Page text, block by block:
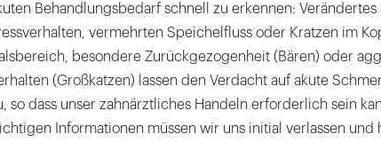
Behandlungsbedarf schnell zu erkennen: Verändertes
vermehrten Speichelfluss oder Kratzen im
besondere Zurückgezogenheit (Bären) oder
(Großkatzen) lassen den Verdacht auf akute
so dass unser zahnärztliches Handeln erforderlich sein
Informationen müssen wir uns initial verlassen und